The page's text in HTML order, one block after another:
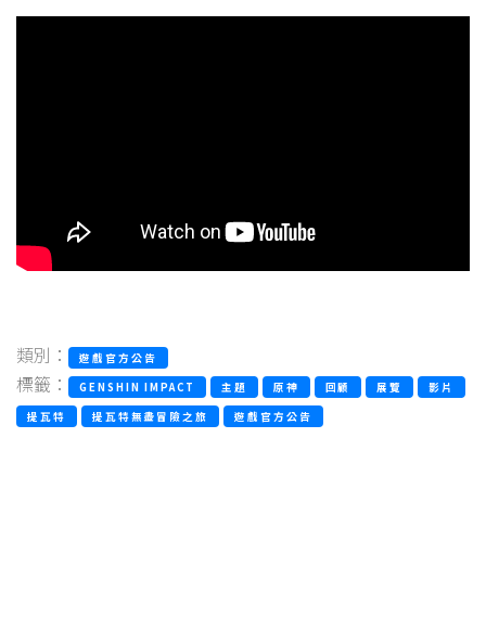
類別： 遊戲官方公告
標籤： GENSHIN IMPACT 主題 原神 回顧 展覽
影片
提瓦特
提瓦特無盡冒險之旅 遊戲官方公告